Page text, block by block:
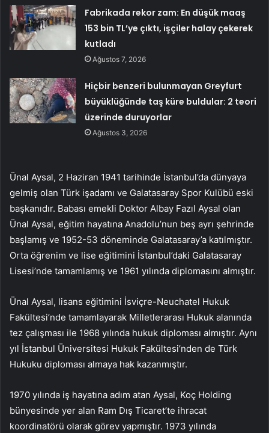
Fabrikada rekor zam: En düşük maaş
153 bin TL’ye çıktı, işçiler halay çekerek
kutladı
Ağustos 7, 2026
Hiçbir benzeri bulunmayan Greyfurt
büyüklüğünde taş küre buldular: 2 teori
üzerinde duruyorlar
Ağustos 3, 2026
Ünal Aysal, 2 Haziran 1941 tarihinde İstanbul’da dünyaya
gelmiş olan Türk işadamı ve Galatasaray Spor Kulübü eski
başkanıdır. Babası emekli Doktor Albay Fazıl Aysal olan
Ünal Aysal, eğitim hayatına Anadolu’nun beş ayrı şehrinde
başlamış ve 1952-53 döneminde Galatasaray’a katılmıştır.
Orta öğrenim ve lise eğitimini İstanbul’daki Galatasaray
Lisesi’nde tamamlamış ve 1961 yılında diplomasını almıştır.
Ünal Aysal, lisans eğitimini İsviçre-Neuchatel Hukuk
Fakültesi’nde tamamlayarak Milletlerarası Hukuk alanında
tez çalışması ile 1968 yılında hukuk diploması almıştır. Aynı
yıl İstanbul Üniversitesi Hukuk Fakültesi’nden de Türk
Hukuku diploması almaya hak kazanmıştır.
1970 yılında iş hayatına adım atan Aysal, Koç Holding
bünyesinde yer alan Ram Dış Ticaret’te ihracat
koordinatörü olarak görev yapmıştır. 1973 yılında